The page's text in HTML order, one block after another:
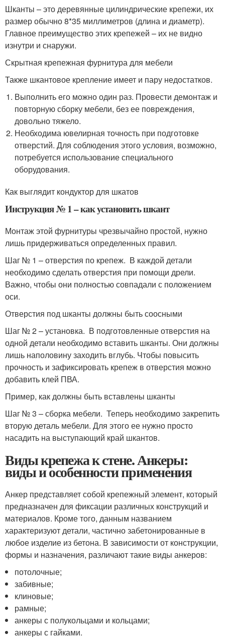
Шканты – это деревянные цилиндрические крепежи, их
размер обычно 8*35 миллиметров (длина и диаметр).
Главное преимущество этих крепежей – их не видно
изнутри и снаружи.
Скрытная крепежная фурнитура для мебели
Также шкантовое крепление имеет и пару недостатков.
Выполнить его можно один раз. Провести демонтаж и
повторную сборку мебели, без ее повреждения,
довольно тяжело.
Необходима ювелирная точность при подготовке
отверстий. Для соблюдения этого условия, возможно,
потребуется использование специального
оборудования.
Как выглядит кондуктор для шкатов
Инструкция № 1 – как установить шкант
Монтаж этой фурнитуры чрезвычайно простой, нужно
лишь придерживаться определенных правил.
Шаг № 1 – отверстия по крепеж. В каждой детали
необходимо сделать отверстия при помощи дрели.
Важно, чтобы они полностью совпадали с положением
оси.
Отверстия под шканты должны быть соосными
Шаг № 2 – установка. В подготовленные отверстия на
одной детали необходимо вставить шканты. Они должны
лишь наполовину заходить вглубь. Чтобы повысить
прочность и зафиксировать крепеж в отверстия можно
добавить клей ПВА.
Пример, как должны быть вставлены шканты
Шаг № 3 – сборка мебели. Теперь необходимо закрепить
вторую деталь мебели. Для этого ее нужно просто
насадить на выступающий край шкантов.
Виды крепежа к стене. Анкеры:
виды и особенности применения
Анкер представляет собой крепежный элемент, который
предназначен для фиксации различных конструкций и
материалов. Кроме того, данным названием
характеризуют детали, частично забетонированные в
любое изделие из бетона. В зависимости от конструкции,
формы и назначения, различают такие виды анкеров:
потолочные;
забивные;
клиновые;
рамные;
анкеры с полукольцами и кольцами;
анкеры с гайками.